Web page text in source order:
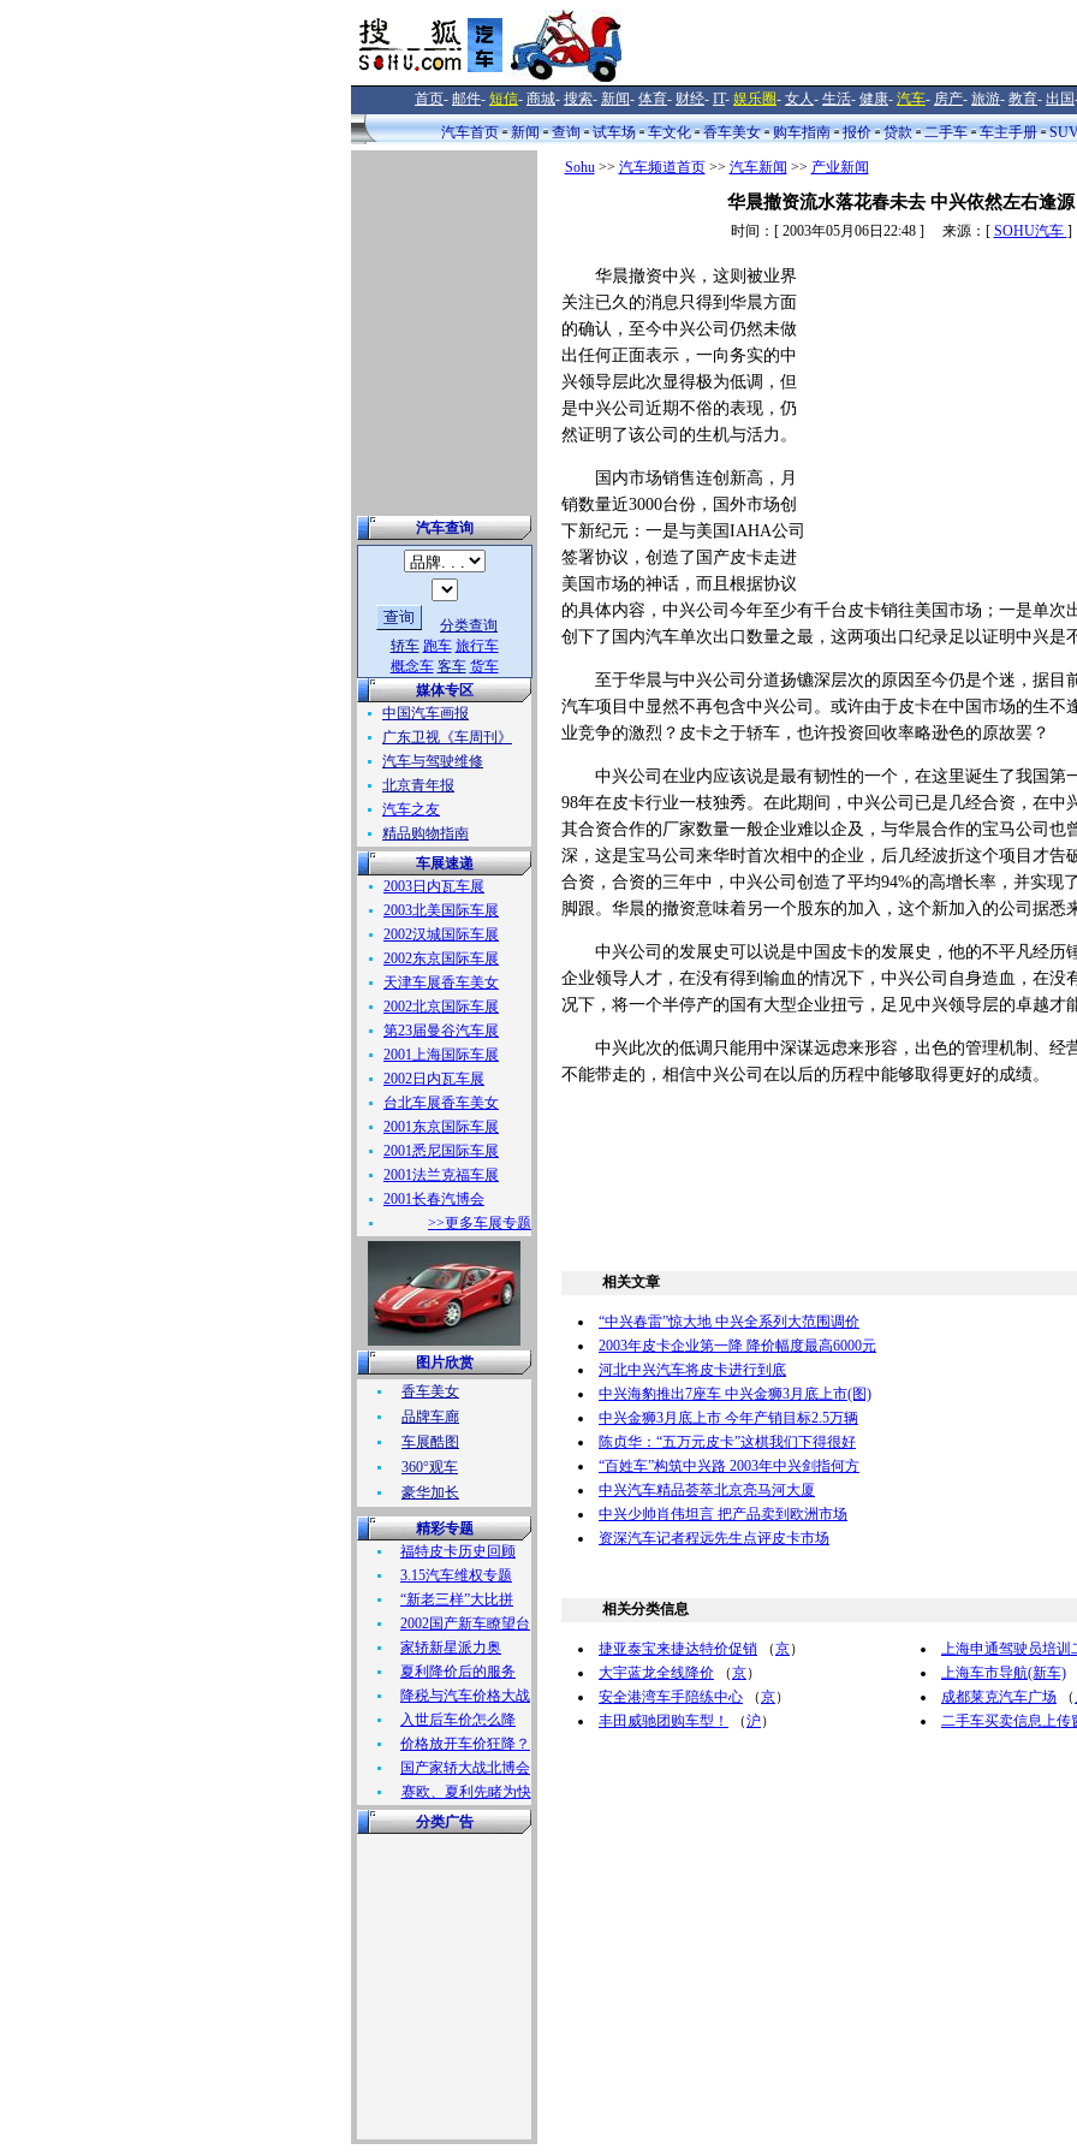
首页- 邮件- 短信- 商城- 搜索- 新闻- 体育- 财经- IT- 娱乐圈- 女人- 生活- 健康- 汽车- 房产- 旅游- 教育- 出国
汽车首页
新闻 查询 试车场 车文化 香车美女 购车指南 报价 贷款 二手车 车主手册
汽车查询
分类查询
轿车 跑车 旅行车
概念车 客车 货车
媒体专区
中国汽车画报
广东卫视《车周刊》
汽车与驾驶维修
北京青年报
汽车之友
精品购物指南
车展速递
2003日内瓦车展
2003北美国际车展
2002汉城国际车展
2002东京国际车展
天津车展香车美女
2002北京国际车展
第23届曼谷汽车展
2001上海国际车展
2002日内瓦车展
台北车展香车美女
2001东京国际车展
2001悉尼国际车展
2001法兰克福车展
2001长春汽博会
>>更多车展专题
图片欣赏
香车美女
品牌车廊
车展酷图
360°观车
豪华加长
精彩专题
福特皮卡历史回顾
3.15汽车维权专题
“新老三样”大比拼
2002国产新车瞭望台
家轿新星派力奥
夏利降价后的服务
降税与汽车价格大战
入世后车价怎么降
价格放开车价狂降？
国产家轿大战北博会
赛欧、夏利先睹为快
分类广告
Sohu>> 汽车频道首页>> 汽车新闻 >> 产业新闻
华晨撤资流水落花春未去 中兴依然左右逢源
时间：[ 2003年05月06日22:48 ] 来源：[ SOHU汽车 ]
华晨撤资中兴，这则被业界
关注已久的消息只得到华晨方面
的确认，至今中兴公司仍然未做
出任何正面表示，一向务实的中
兴领导层此次显得极为低调，但
是中兴公司近期不俗的表现，仍
然证明了该公司的生机与活力。
国内市场销售连创新高，月
销数量近3000台份，国外市场创
下新纪元：一是与美国IAHA公司
签署协议，创造了国产皮卡走进
美国市场的神话，而且根据协议
的具体内容，中兴公司今年至少有千台皮卡销往美国市场；一是单次
创下了国内汽车单次出口数量之最，这两项出口纪录足以证明中兴是
至于华晨与中兴公司分道扬镳深层次的原因至今仍是个迷，据目
汽车项目中显然不再包含中兴公司。或许由于皮卡在中国市场的生不
业竞争的激烈？皮卡之于轿车，也许投资回收率略逊色的原故罢？
中兴公司在业内应该说是最有韧性的一个，在这里诞生了我国第
98年在皮卡行业一枝独秀。在此期间，中兴公司已是几经合资，在中
其合资合作的厂家数量一般企业难以企及，与华晨合作的宝马公司也
深，这是宝马公司来华时首次相中的企业，后几经波折这个项目才告
合资，合资的三年中，中兴公司创造了平均94%的高增长率，并实现
脚跟。华晨的撤资意味着另一个股东的加入，这个新加入的公司据悉
中兴公司的发展史可以说是中国皮卡的发展史，他的不平凡经历
企业领导人才，在没有得到输血的情况下，中兴公司自身造血，在没
况下，将一个半停产的国有大型企业扭亏，足见中兴领导层的卓越才
中兴此次的低调只能用中深谋远虑来形容，出色的管理机制、经
不能带走的，相信中兴公司在以后的历程中能够取得更好的成绩。
相关文章
“中兴春雷”惊大地 中兴全系列大范围调价
2003年皮卡企业第一降 降价幅度最高6000元
河北中兴汽车将皮卡进行到底
中兴海豹推出7座车 中兴金狮3月底上市(图)
中兴金狮3月底上市 今年产销目标2.5万辆
陈贞华：“五万元皮卡”这棋我们下得很好
“百姓车”构筑中兴路 2003年中兴剑指何方
中兴汽车精品荟萃北京亮马河大厦
中兴少帅肖伟坦言 把产品卖到欧洲市场
资深汽车记者程远先生点评皮卡市场
相关分类信息
捷亚泰宝来捷达特价促销 （京）
大宇蓝龙全线降价 （京）
安全港湾车手陪练中心 （京）
丰田威驰团购车型！
（沪）
上海申通驾驶员培训
上海车市导航(新车)
成都莱克汽车广场 （
二手车买卖信息上传